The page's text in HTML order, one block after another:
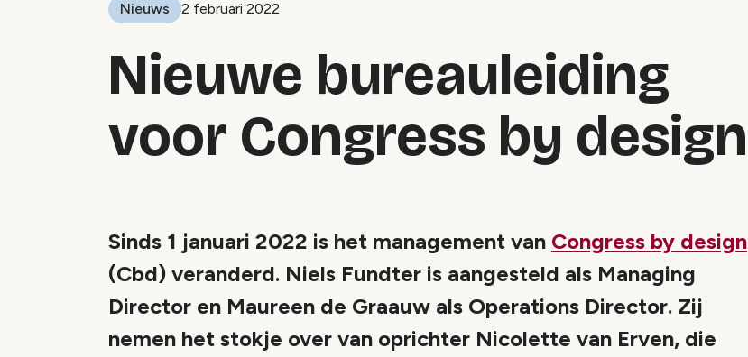
Nieuws 2 februari 2022
Nieuwe bureauleiding
voor Congress by design
Sinds 1 januari 2022 is het management van Congress by design
(Cbd) veranderd. Niels Fundter is aangesteld als Managing
Director en Maureen de Graauw als Operations Director. Zij
nemen het stokje over van oprichter Nicolette van Erven, die